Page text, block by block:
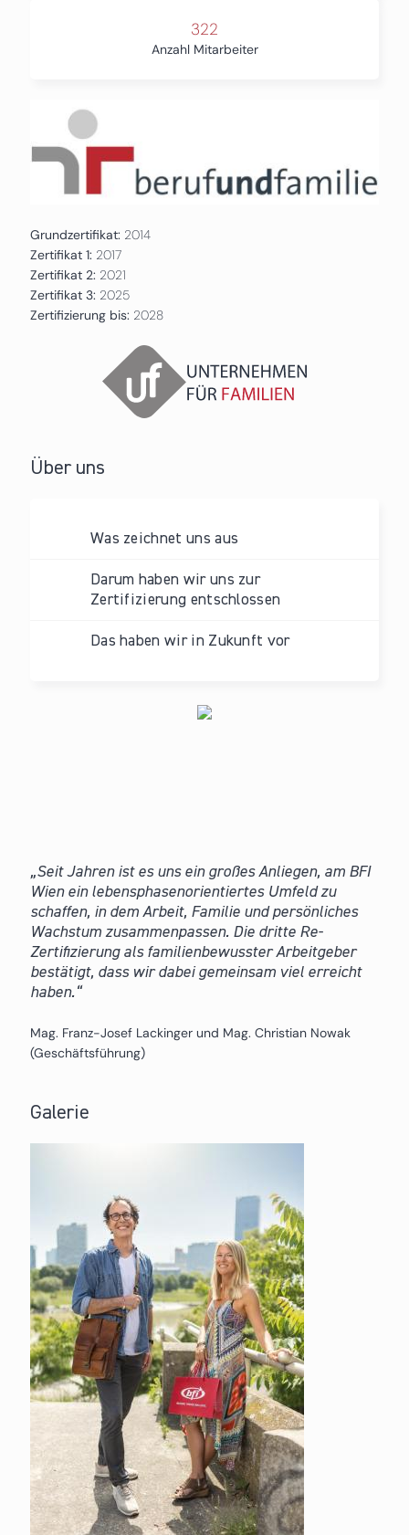
322
Anzahl Mitarbeiter
Grundzertifikat: 2014
Zertifikat 1: 2017
Zertifikat 2: 2021
Zertifikat 3: 2025
Zertifizierung bis: 2028
Über uns
Was zeichnet uns aus
Darum haben wir uns zur
Zertifizierung entschlossen
Das haben wir in Zukunft vor
Seit Jahren ist es uns ein großes Anliegen, am BFI
Wien ein lebensphasenorientiertes Umfeld zu
schaffen, in dem Arbeit, Familie und persönliches
Wachstum zusammenpassen. Die dritte Re-
Zertifizierung als familienbewusster Arbeitgeber
bestätigt, dass wir dabei gemeinsam viel erreicht
haben.
Mag. Franz-Josef Lackinger und Mag. Christian Nowak
(Geschäftsführung)
Galerie